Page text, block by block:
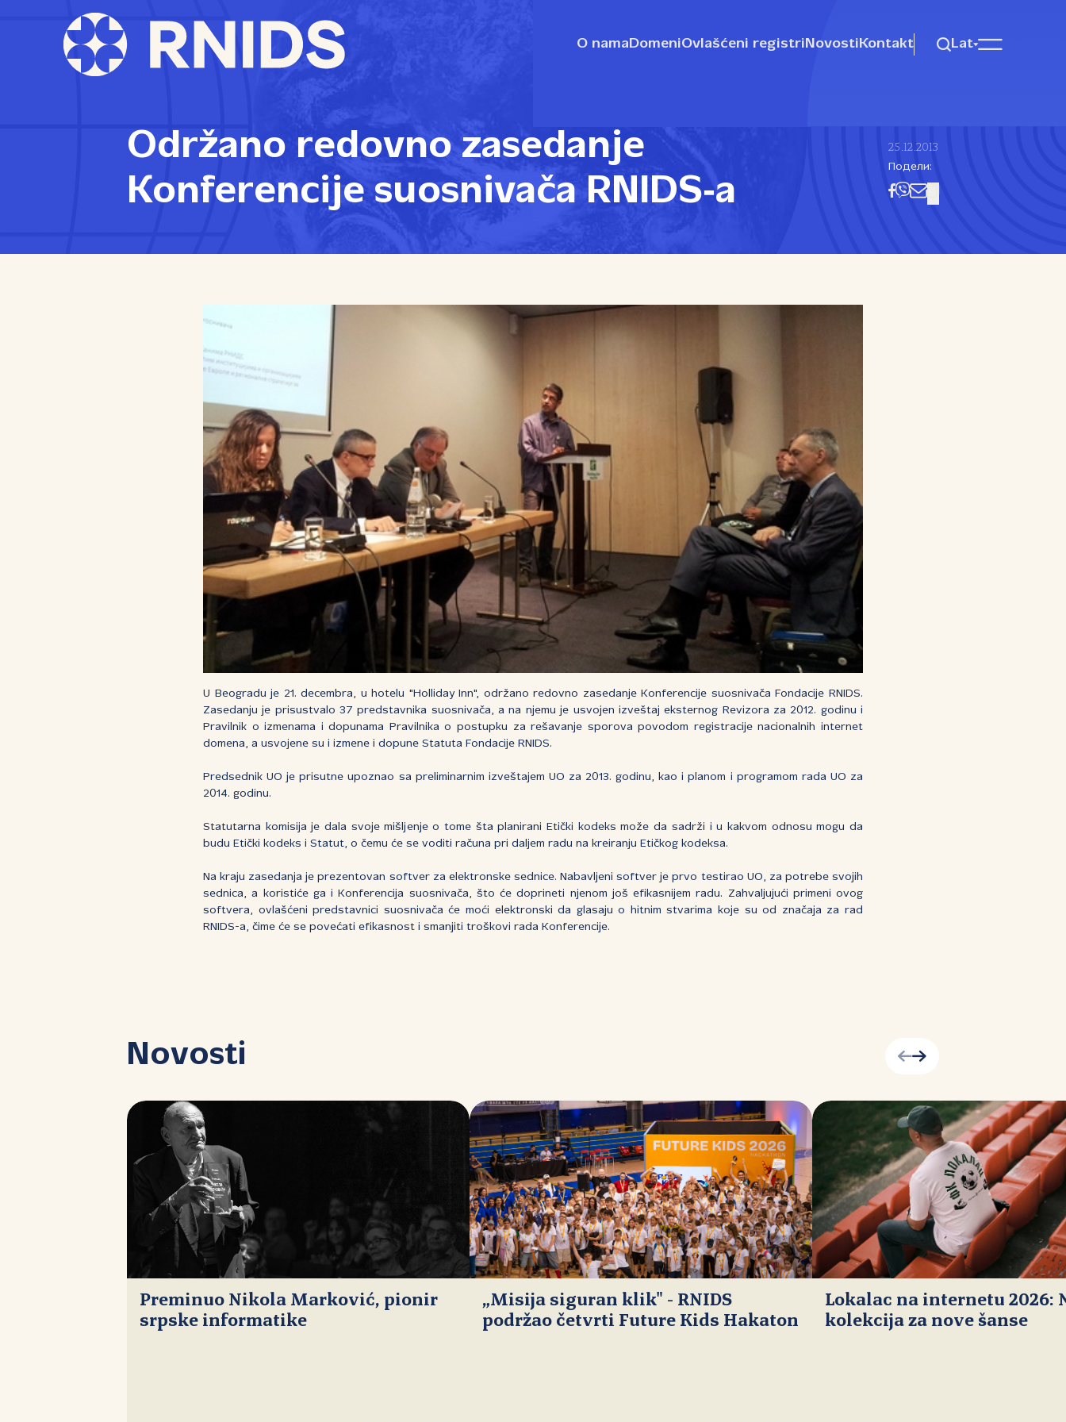
O nama DomeniOvlašćeni registri Novosti Kontakt Lat
Održano redovno zasedanje
Konferencije suosnivača RNIDS‑a
25.12.2013
Подели:
U Beogradu je 21. decembra, u hotelu "Holliday Inn", održano redovno zasedanje Konferencije suosnivača Fondacije RNIDS.
Zasedanju je prisustvalo 37 predstavnika suosnivača, a na njemu je usvojen izveštaj eksternog Revizora za 2012. godinu i
Pravilnik o izmenama i dopunama Pravilnika o postupku za rešavanje sporova povodom registracije nacionalnih internet
domena, a usvojene su i izmene i dopune Statuta Fondacije RNIDS.
Predsednik UO je prisutne upoznao sa preliminarnim izveštajem UO za 2013. godinu, kao i planom i programom rada UO za
2014. godinu.
Statutarna komisija je dala svoje mišljenje o tome šta planirani Etički kodeks može da sadrži i u kakvom odnosu mogu da
budu Etički kodeks i Statut, o čemu će se voditi računa pri daljem radu na kreiranju Etičkog kodeksa.
Na kraju zasedanja je prezentovan softver za elektronske sednice. Nabavljeni softver je prvo testirao UO, za potrebe svojih
sednica, a koristiće ga i Konferencija suosnivača, što će doprineti njenom još efikasnijem radu. Zahvaljujući primeni ovog
softvera, ovlašćeni predstavnici suosnivača će moći elektronski da glasaju o hitnim stvarima koje su od značaja za rad
RNIDS-a, čime će se povećati efikasnost i smanjiti troškovi rada Konferencije.
Novosti
Preminuo Nikola Marković, pionir
srpske informatike
„Misija siguran klik" - RNIDS
podržao četvrti Future Kids Hakaton
Lokalac na internetu 2026:
kolekcija za nove šanse